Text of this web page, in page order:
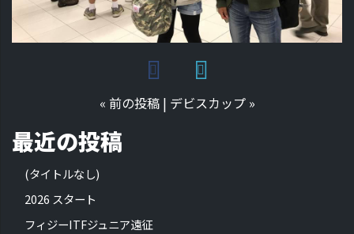
« 前の投稿| デビスカップ»
最近の投稿
(タイトルなし)
2026 スタート
フィジーITFジュニア遠征